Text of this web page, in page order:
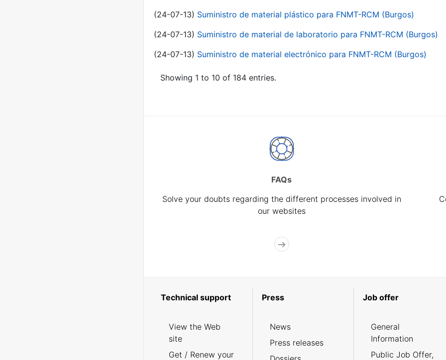
(24-07-13) Suministro de material plástico para FNMT-RCM (Burgos)
(24-07-13) Suministro de material de laboratorio para FNMT-RCM (Burgos)
(24-07-13) Suministro de material electrónico para FNMT-RCM (Burgos)
Showing 1 to 10 of 184 entries.
FAQs
Solve your doubts regarding the different processes involved in
our websites
Technical support
View the Web
site
Get / Renew your
Press
News
Press releases
Job offer
General
Information
Public Job Offer,